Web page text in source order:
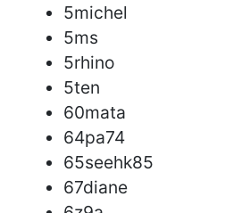
5michel
5ms
5rhino
5ten
60mata
64pa74
65seehk85
67diane